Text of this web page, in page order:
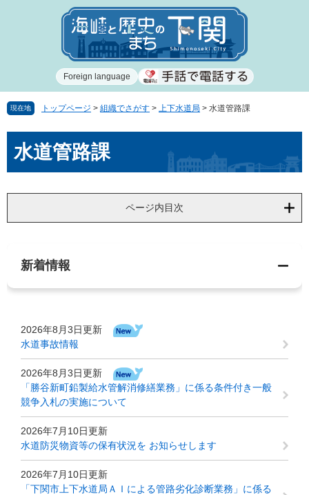
で
ば
Foreign language
現在地 トップページ > 組織でさがす > 上下水道局 > 水道管路課
水道管路課
ページ内目次
新着情報
2026年8月3日更新
水道事故情報
2026年8月3日更新
「勝谷新町鉛製給水管解消修繕業務」に係る条件付き一般
競争入札の実施について
2026年7月10日更新
水道防災物資等の保有状況を お知らせします
2026年7月10日更新
「下関市上下水道局ＡＩによる管路劣化診断業務」に係る